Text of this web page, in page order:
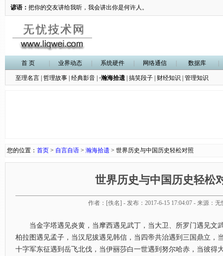
谚语： 把你的交友讲给我听，我会讲出你是何许人。
首 页 业界动态 系统硬件 网络通信 数据库
至理名言 哲理故事 经典影音 ·瀚海拾遗 搞笑段子 财经知识 管理知识
您的位置： 首页 > 自言自语 > 瀚海拾遗 > 世界历史与中国历史轻松对照
世界历史与中国历史轻松
作者：[佚名] - 发布：2017-6-15 17:04:07 - 来源：无
当金字塔遇见炎黄，当摩西遇见武丁，当大卫、所罗门遇见文
柏拉图遇见孟子，当汉尼拔遇见韩信，当四帝共治遇到三国鼎立，
十字军东征遇到岳飞北伐，当伊丽莎白一世遇到努尔哈赤，当彼得